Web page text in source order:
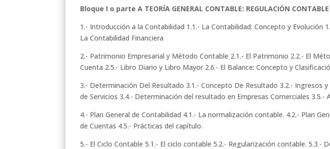
Bloque I o parte A TEORÍA GENERAL CONTABLE: REGULACIÓN
1.- Introducción a la Contabilidad 1.1.- La Contabilidad: Concepto y
La Contabilidad Financiera
2.- Patrimonio Empresarial y Método Contable 2.1.- El Patrimonio 2.2.- El
Cuenta 2.5.- Libro Diario y Libro Mayor 2.6.- El Balance: Concepto y
3.- Determinación Del Resultado 3.1.- Concepto De Resultado 3.2.- Ingresos
de Servicios 3.4.- Determinación del resultado en Empresas Comerciales
4.- Plan General de Contabilidad 4.1.- La normalización contable. 4.2.- Plan
de Cuentas 4.5.- Prácticas del capítulo.
5.- El Ciclo Contable 5.1.- El ciclo contable 5.2.- Regularización contable.